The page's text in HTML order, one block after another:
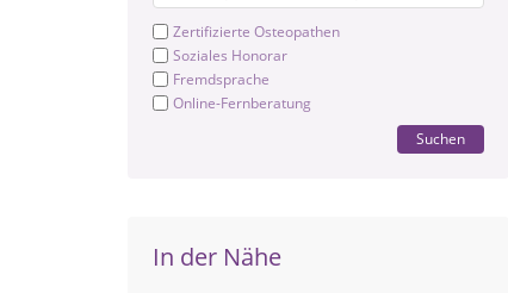
Zertifizierte Osteopathen
Soziales Honorar
Fremdsprache
Online-Fernberatung
Suchen
In der Nähe